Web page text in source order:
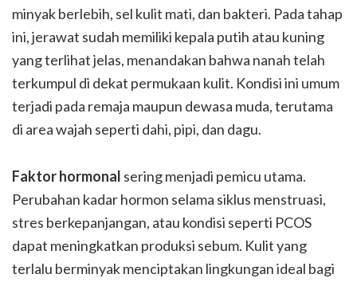
minyak berlebih, sel kulit mati, dan bakteri. Pada tahap
ini, jerawat sudah memiliki kepala putih atau kuning
yang terlihat jelas, menandakan bahwa nanah telah
terkumpul di dekat permukaan kulit. Kondisi ini umum
terjadi pada remaja maupun dewasa muda, terutama
di area wajah seperti dahi, pipi, dan dagu.
Faktor hormonal sering menjadi pemicu utama.
Perubahan kadar hormon selama siklus menstruasi,
stres berkepanjangan, atau kondisi seperti PCOS
dapat meningkatkan produksi sebum. Kulit yang
terlalu berminyak menciptakan lingkungan ideal bagi